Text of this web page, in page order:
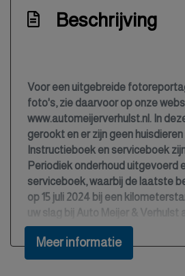
Climate control
Elektrisch bedienbare ramen
Elektrisch inklapbare
Elektronisch stabiliteits
Elektronische
Hoofd airbag(s) voor
Hoofdsteunen achter
In delen neerklapbare
In delen neerklapbare
Beschrijving
Voor een uitgebreide
foto's, zie daarvoor op onze
www.automeijerverhulst.nl. In
gerookt en er zijn geen
Instructieboek en serviceboek
Periodiek onderhoud uitgevoerd
serviceboek, waarbij de laatste
op 15 juli 2024 bij een
uw slag bij Auto Meijer & Verhulst
te Burgum!
Meer informatie